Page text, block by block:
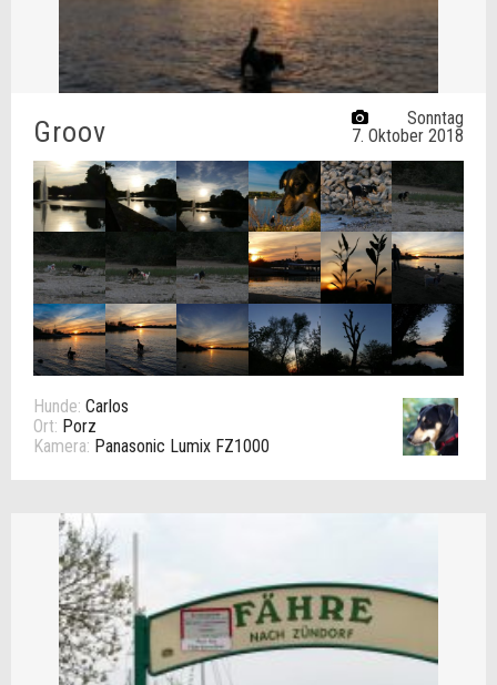
Sonntag
7. Oktober 2018
Groov
Hunde: Carlos
Ort: Porz
Kamera: Panasonic Lumix FZ1000